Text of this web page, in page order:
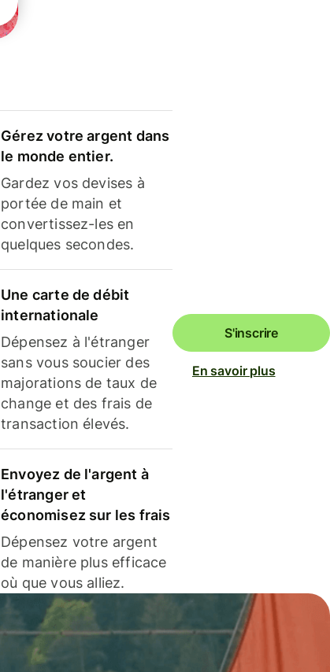
Gérez votre argent dans
le monde entier.
Gardez vos devises à
portée de main et
convertissez-les en
quelques secondes.
Une carte de débit
internationale
Dépensez à l'étranger
sans vous soucier des
majorations de taux de
change et des frais de
transaction élevés.
Envoyez de l'argent à
l'étranger et
économisez sur les frais
Dépensez votre argent
de manière plus efficace
où que vous alliez.
S'inscrire
En savoir plus